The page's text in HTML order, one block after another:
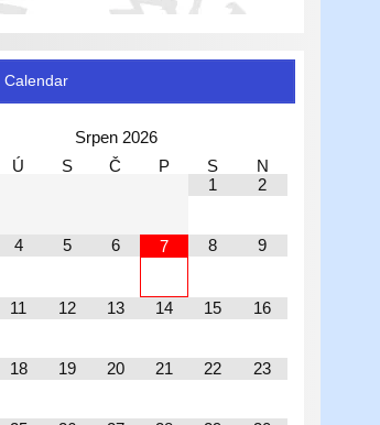
Calendar
Srpen 2026
Ú S Č P S
N
1
2
4 5 6 7 8 9
11 12 13 14 15 16
18 19 20 21 22 23